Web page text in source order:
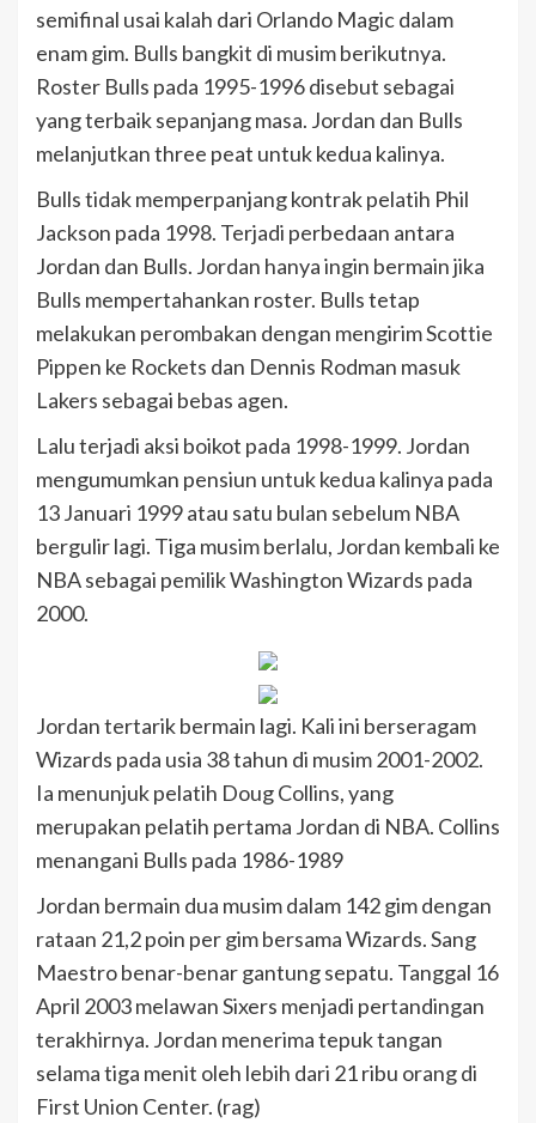
semifinal usai kalah dari Orlando Magic dalam
enam gim. Bulls bangkit di musim berikutnya.
Roster Bulls pada 1995-1996 disebut sebagai
yang terbaik sepanjang masa. Jordan dan Bulls
melanjutkan three peat untuk kedua kalinya.
Bulls tidak memperpanjang kontrak pelatih Phil
Jackson pada 1998. Terjadi perbedaan antara
Jordan dan Bulls. Jordan hanya ingin bermain jika
Bulls mempertahankan roster. Bulls tetap
melakukan perombakan dengan mengirim Scottie
Pippen ke Rockets dan Dennis Rodman masuk
Lakers sebagai bebas agen.
Lalu terjadi aksi boikot pada 1998-1999. Jordan
mengumumkan pensiun untuk kedua kalinya pada
13 Januari 1999 atau satu bulan sebelum NBA
bergulir lagi. Tiga musim berlalu, Jordan kembali ke
NBA sebagai pemilik Washington Wizards pada
2000.
Jordan tertarik bermain lagi. Kali ini berseragam
Wizards pada usia 38 tahun di musim 2001-2002.
Ia menunjuk pelatih Doug Collins, yang
merupakan pelatih pertama Jordan di NBA. Collins
menangani Bulls pada 1986-1989
Jordan bermain dua musim dalam 142 gim dengan
rataan 21,2 poin per gim bersama Wizards. Sang
Maestro benar-benar gantung sepatu. Tanggal 16
April 2003 melawan Sixers menjadi pertandingan
terakhirnya. Jordan menerima tepuk tangan
selama tiga menit oleh lebih dari 21 ribu orang di
First Union Center. (rag)